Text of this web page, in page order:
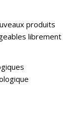
produits
librement